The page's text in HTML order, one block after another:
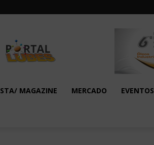
em
Foco
MAGAZINE MERCADO EVENTOS